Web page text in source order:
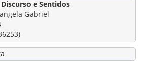
e Sentidos
Gabriel